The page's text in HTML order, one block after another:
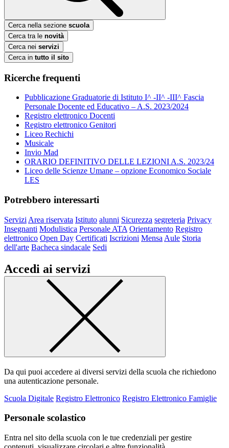
Cerca nella sezione scuola
Cerca tra le novità
Cerca nei servizi
Cerca in tutto il sito
Ricerche frequenti
Pubblicazione Graduatorie di Istituto I^ -II^ -III^ Fascia
Personale Docente ed Educativo – A.S. 2023/2024
Registro elettronico Docenti
Registro elettronico Genitori
Liceo Rechichi
Musicale
Invio Mad
ORARIO DEFINITIVO DELLE LEZIONI A.S. 2023/24
Liceo delle Scienze Umane – opzione Economico Sociale
LES
Potrebbero interessarti
Servizi Area riservata Istituto alunni Sicurezza segreteria Privacy
Insegnanti Modulistica Personale ATA Orientamento Registro
elettronico Open Day Certificati Iscrizioni Mensa Aule Storia
dell'arte Bacheca sindacale Sedi
Accedi ai servizi
Da qui puoi accedere ai diversi servizi della scuola che richiedono
una autenticazione personale.
Scuola Digitale Registro Elettronico Registro Elettronico Famiglie
Personale scolastico
Entra nel sito della scuola con le tue credenziali per gestire